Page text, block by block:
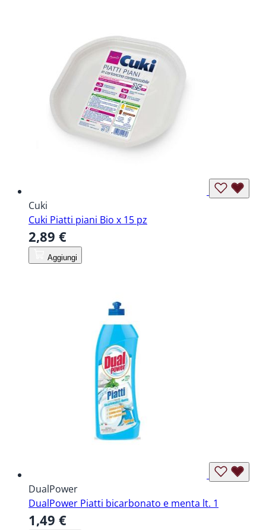
Cuki
Cuki Piatti piani Bio x 15 pz
2,89 €
Aggiungi
DualPower
DualPower Piatti bicarbonato e menta lt. 1
1,49 €